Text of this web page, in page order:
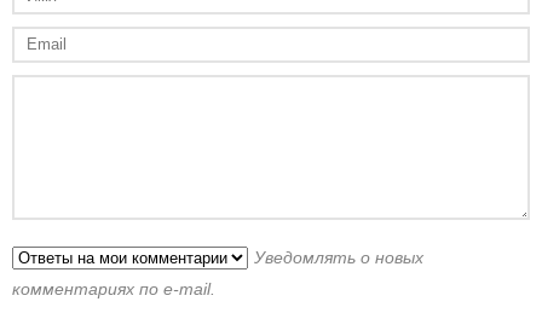
Уведомлять о новых
комментариях по e-mail.